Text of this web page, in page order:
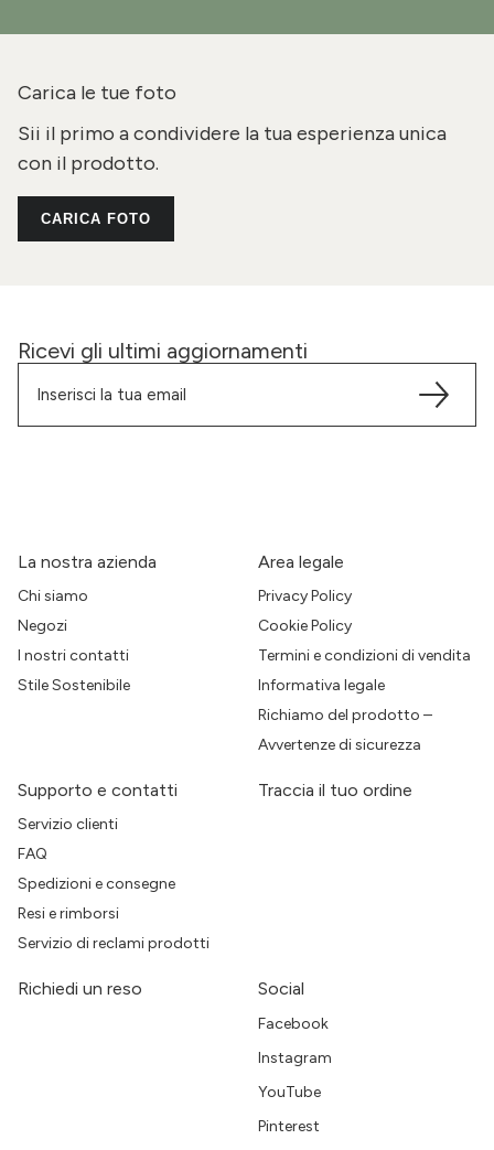
Carica le tue foto
Sii il primo a condividere la tua esperienza unica
con il prodotto.
CARICA FOTO
Ricevi gli ultimi aggiornamenti
La nostra azienda
Chi siamo
Negozi
I nostri contatti
Stile Sostenibile
Area legale
Privacy Policy
Cookie Policy
Termini e condizioni di vendita
Informativa legale
Richiamo del prodotto –
Avvertenze di sicurezza
Supporto e contatti
Servizio clienti
FAQ
Spedizioni e consegne
Resi e rimborsi
Servizio di reclami prodotti
Traccia il tuo ordine
Richiedi un reso Social
Facebook
Instagram
YouTube
Pinterest